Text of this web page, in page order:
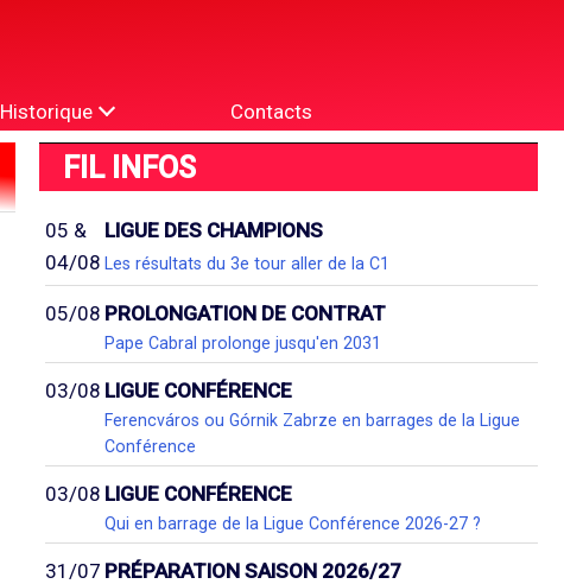
Historique Contacts
FIL INFOS
05 &
04/08
LIGUE DES CHAMPIONS
Les résultats du 3e tour aller de la C1
05/08 PROLONGATION DE CONTRAT
Pape Cabral prolonge jusqu'en 2031
03/08 LIGUE CONFÉRENCE
Ferencváros ou Górnik Zabrze en barrages de la Ligue
Conférence
03/08 LIGUE CONFÉRENCE
Qui en barrage de la Ligue Conférence 2026-27 ?
31/07 PRÉPARATION SAISON 2026/27